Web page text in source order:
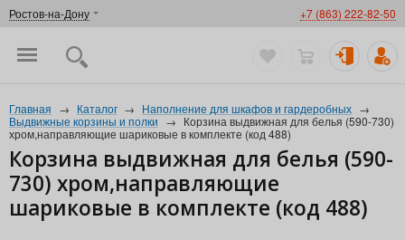
Ростов-на-Дону +7 (863) 222-82-50
Главная → Каталог → Наполнение для шкафов и гардеробных →
Выдвижные корзины и полки → Корзина выдвижная для белья (590-730)
хром,направляющие шариковые в комплекте (код 488)
Корзина выдвижная для белья (590-
730) хром,направляющие
шариковые в комплекте (код 488)